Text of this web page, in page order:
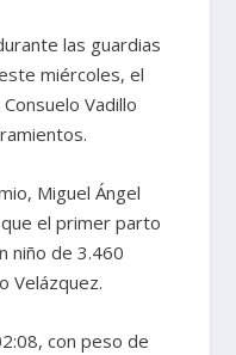
las guardias
miércoles, el
Vadillo
Miguel Ángel
el primer parto
niño de 3.460
Velázquez.
con peso de